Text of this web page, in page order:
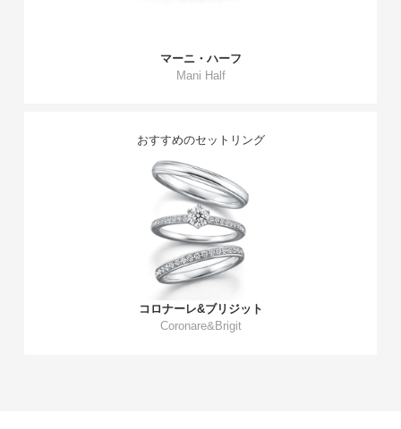
マーニ・ハーフ
Mani Half
おすすめのセットリング
コロナーレ&ブリジット
Coronare&Brigit